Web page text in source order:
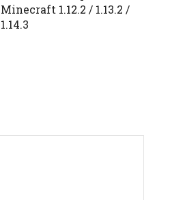
Minecraft 1.12.2 / 1.13.2 /
1.14.3